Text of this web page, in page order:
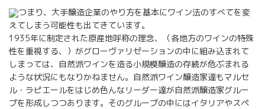
つまり、大手醸造企業のやり方を基本にワイン法のすべてを変
えてしまう可能性も出てきています。
1935年に制定された原産地呼称の理念、（各地方のワインの特殊
性を重視する、）がグローヴァリゼーションの中に組み込まれて
しまっては、自然派ワインを造る小規模醸造の存続が危ぶまれる
ような状況にもなりかねません。自然派ワイン醸造家達もマルセ
ル・ラピエールをはじめ色んなリーダー達が自然派醸造家グルー
プを形成しつつあります。そのグループの中にはイタリアやスペ